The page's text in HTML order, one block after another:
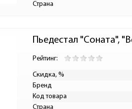
Страна
Пьедестал "Соната",
Рейтинг:
Скидка, %
Бренд
Код товара
Страна